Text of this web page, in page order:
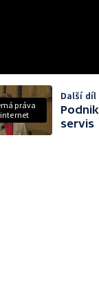
práva
Další díl
servis